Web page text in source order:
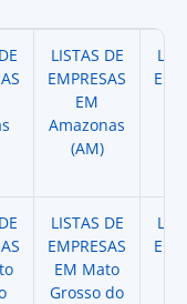
LISTAS DE
EMPRESAS
EM
Amazonas
(AM)
LISTAS DE
EMPRESAS
EM Mato
Grosso do